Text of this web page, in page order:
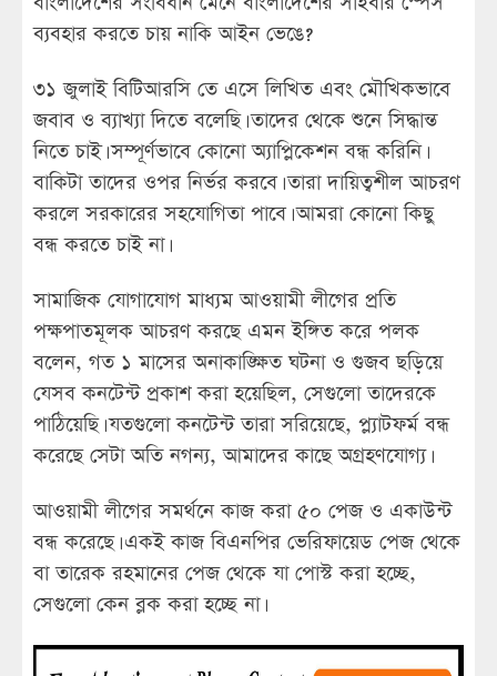
ব্যবহার করতে চায় নাকি আইন ভেঙে?
৩১ জুলাই বিটিআরসি তে এসে লিখিত এবং মৌখিকভাবে
জবাব ও ব্যাখ্যা দিতে বলেছি। তাদের থেকে শুনে সিদ্ধান্ত
নিতে চাই। সম্পূর্ণভাবে কোনো অ্যাপ্লিকেশন বন্ধ করিনি।
বাকিটা তাদের ওপর নির্ভর করবে। তারা দায়িত্বশীল আচরণ
করলে সরকারের সহযোগিতা পাবে। আমরা কোনো কিছু
বন্ধ করতে চাই না।
সামাজিক যোগাযোগ মাধ্যম আওয়ামী লীগের প্রতি
পক্ষপাতমূলক আচরণ করছে এমন ইঙ্গিত করে পলক
বলেন, গত ১ মাসের অনাকাঙ্ক্ষিত ঘটনা ও গুজব ছড়িয়ে
যেসব কনটেন্ট প্রকাশ করা হয়েছিল, সেগুলো তাদেরকে
পাঠিয়েছি। যতগুলো কনটেন্ট তারা সরিয়েছে, প্ল্যাটফর্ম বন্ধ
করেছে সেটা অতি নগন্য, আমাদের কাছে অগ্রহণযোগ্য।
আওয়ামী লীগের সমর্থনে কাজ করা ৫০ পেজ ও একাউন্ট
বন্ধ করেছে। একই কাজ বিএনপির ভেরিফায়েড পেজ থেকে
বা তারেক রহমানের পেজ থেকে যা পোস্ট করা হচ্ছে,
সেগুলো কেন ব্লক করা হচ্ছে না।